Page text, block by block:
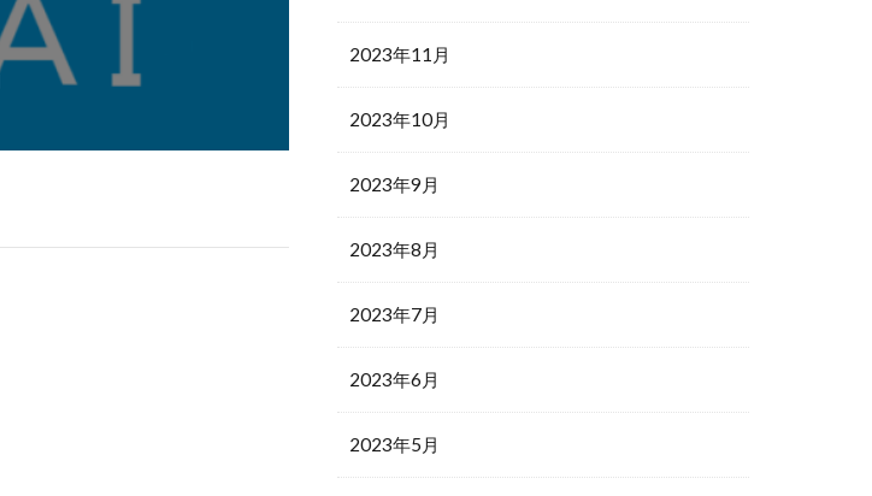
2023年11月
2023年10月
2023年9月
2023年8月
2023年7月
2023年6月
2023年5月